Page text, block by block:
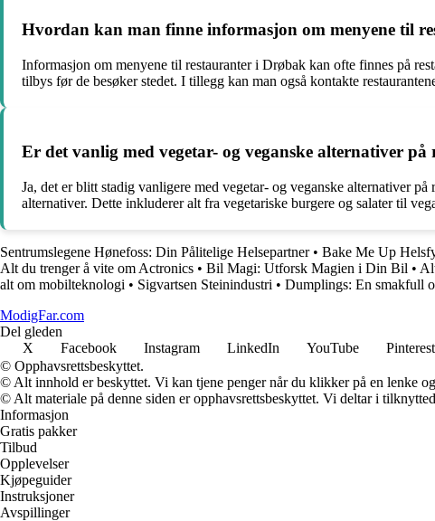
Hvordan kan man finne informasjon om menyene til
Informasjon om menyene til restauranter i Drøbak kan ofte finnes på
tilbys før de besøker stedet. I tillegg kan man også kontakte
Er det vanlig med vegetar- og veganske alternativer
Ja, det er blitt stadig vanligere med vegetar- og veganske alternativer
alternativer. Dette inkluderer alt fra vegetariske burgere og salater til
Sentrumslegene Hønefoss: Din Pålitelige Helsepartner• Bake Me Up
Alt du trenger å vite om Actronics • Bil Magi: Utforsk Magien i Din Bil •
alt om mobilteknologi • Sigvartsen Steinindustri • Dumplings: En smakfull
ModigFar.com
Del gleden
X
Facebook Instagram LinkedIn YouTube Pinterest
© Opphavsrettsbeskyttet.
© Alt innhold er beskyttet. Vi kan tjene penger når du klikker på en lenke
© Alt materiale på denne siden er opphavsrettsbeskyttet. Vi deltar i
Informasjon
Gratis pakker
Tilbud
Opplevelser
Kjøpeguider
Instruksjoner
Avspillinger